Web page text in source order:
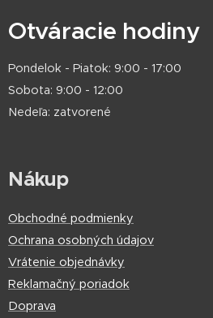
Otváracie hodiny
Pondelok - Piatok: 9:00 - 17:00
Sobota: 9:00 - 12:00
Nedeľa: zatvorené
Nákup
Obchodné podmienky
Ochrana osobných údajov
Vrátenie objednávky
Reklamačný poriadok
Doprava